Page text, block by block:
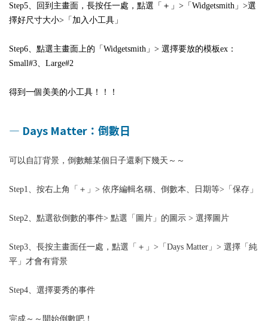
Step5、回到主畫面，長按任一處，點選「＋」>「Widgetsmith」>選
擇好尺寸大小>「加入小工具」
Step6、點選主畫面上的「Widgetsmith」> 選擇要放的模板ex：
Small#3、Large#2
得到一個美美的小工具！！！
— Days Matter：倒數日
可以自訂背景，倒數離某個日子還剩下幾天～～
Step1、按右上角「＋」> 依序編輯名稱、倒數本、日期等>「保存」
Step2、點選欲倒數的事件> 點選「圖片」的圖示 > 選擇圖片
Step3、長按主畫面任一處，點選「＋」>「Days Matter」> 選擇「純
平」才會有背景
Step4、選擇要秀的事件
完成～～開始倒數吧！